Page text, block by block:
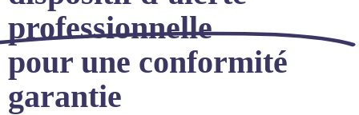
professionnelle
pour une conformité
garantie